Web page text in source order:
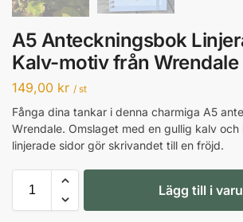
A5 Anteckningsbok
Kalv-motiv från Wrendale
149,00 kr / st
Fånga dina tankar i denna charmiga A5
Wrendale. Omslaget med en gullig kalv och
linjerade sidor gör skrivandet till en fröjd.
Lägg till i